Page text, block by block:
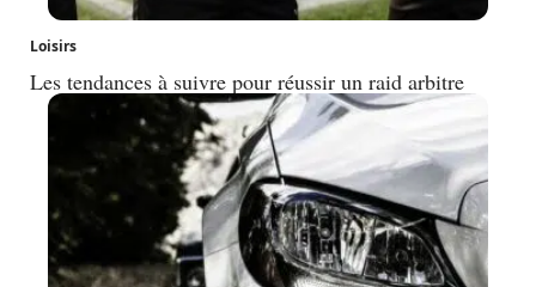
Loisirs
Les tendances à suivre pour réussir un raid arbitre